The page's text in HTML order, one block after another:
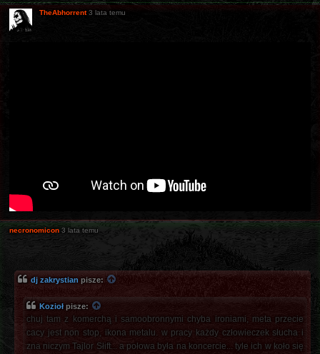
TheAbhorrent 3 lata temu
necronomicon 3 lata temu
dj zakrystian pisze:
Kozioł pisze:
chuj tam z komerchą i samoobronnymi chyba ironiami, meta przecie
cacy jest non stop, ikona metalu. w pracy każdy człowieczek słucha i
zna niczym Tajlor Słift... a połowa była na koncercie... tyle ich w koło się